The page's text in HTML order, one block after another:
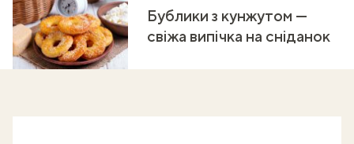
Бублики з кунжутом —
свіжа випічка на сніданок